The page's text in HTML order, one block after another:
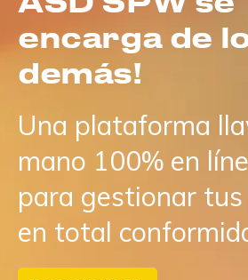
encarga de
demás!
Una plataforma
mano 100% en
para gestionar
en total